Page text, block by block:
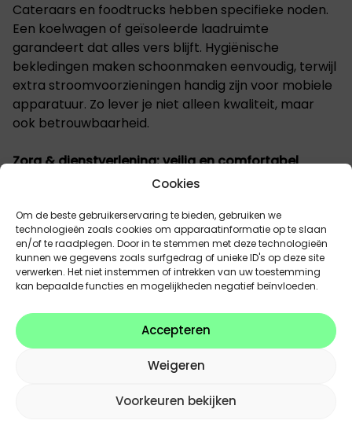
Cookies
Om de beste gebruikerservaring te bieden, gebruiken we
technologieën zoals cookies om apparaatinformatie op te slaan
en/of te raadplegen. Door in te stemmen met deze technologieën
kunnen we gegevens zoals surfgedrag of unieke ID's op deze site
verwerken. Het niet instemmen of intrekken van uw toestemming
kan bepaalde functies en mogelijkheden negatief beïnvloeden.
Accepteren
Weigeren
Voorkeuren bekijken
Cateraars en foodtrucks hebben specifieke noden.
Een koelwagen of geïsoleerde laadruimte
garandeert dat alles vers blijft. Hygiënische
bekledingen maken schoonmaken eenvoudig, terwijl
extra stroomvoorzieningen handig zijn voor mobiele
apparatuur. Zo lever je niet alleen kwaliteit, maar
ook betrouwbaarheid.
Zorg & dienstverlening: veilig en comfortabel
In de zorgsector staat veiligheid en comfort
centraal. Rolstoelliften en aangepaste
instapmogelijkheden maken het verschil voor
patiënten en zorgverleners. Met op maat gemaakte
kasten voor medische apparatuur en ergonomische
oplossingen verlaag je de werkdruk en verhoog je de
Conclusie: maatwerk loont altijd
Welke sector je ook actief bent, een omgebouwde
bestelwagen levert altijd voordelen op: minder